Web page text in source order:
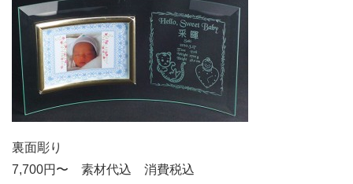
裏面彫り
7,700円〜 素材代込 消費税込